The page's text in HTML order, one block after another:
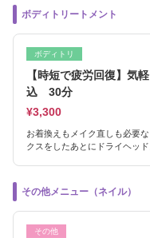
ボディトリートメント
ボディトリ
【時短で疲労回復】気
込 30分
¥3,300
お着換えもメイク直しも必要
クスをしたあとにドライヘッ
その他メニュー（ネイル）
その他